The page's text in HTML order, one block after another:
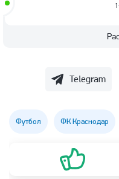
Telegram
Футбол ФК Краснодар